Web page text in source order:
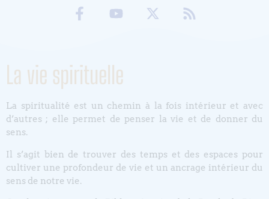
La vie spirituelle
La spiritualité est un chemin à la fois intérieur et avec
d’autres ; elle permet de penser la vie et de donner du
sens.
Il s’agit bien de trouver des temps et des espaces pour
cultiver une profondeur de vie et un ancrage intérieur du
sens de notre vie.